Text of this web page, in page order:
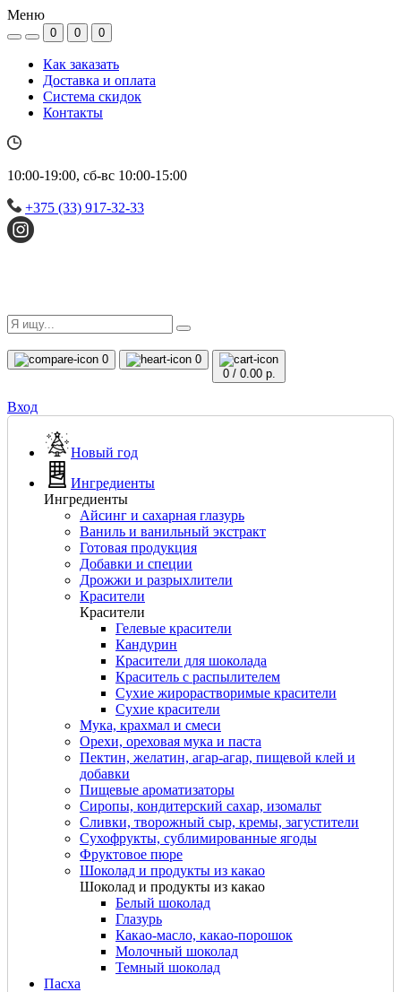
Меню
0 0 0
Как заказать
Доставка и оплата
Система скидок
Контакты
10:00-19:00, сб-вс 10:00-15:00
+375 (33) 917-32-33
0
0
0/ 0.00 р.
Вход
Новый год
Ингредиенты
Ингредиенты
Айсинг и сахарная глазурь
Ваниль и ванильный экстракт
Готовая продукция
Добавки и специи
Дрожжи и разрыхлители
Красители
Красители
Гелевые красители
Кандурин
Красители для шоколада
Краситель с распылителем
Сухие жирорастворимые красители
Сухие красители
Мука, крахмал и смеси
Орехи, ореховая мука и паста
Пектин, желатин, агар-агар, пищевой клей и
добавки
Пищевые ароматизаторы
Сиропы, кондитерский сахар, изомальт
Сливки, творожный сыр, кремы, загустители
Сухофрукты, сублимированные ягоды
Фруктовое пюре
Шоколад и продукты из какао
Шоколад и продукты из какао
Белый шоколад
Глазурь
Какао-масло, какао-порошок
Молочный шоколад
Темный шоколад
Пасха